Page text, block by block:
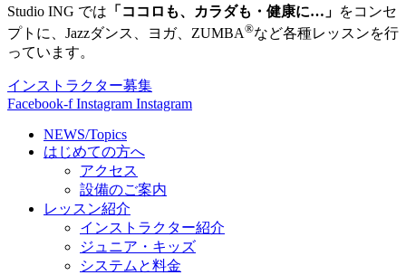
Studio ING では 「ココロも、カラダも・健康に…」 をコンセ
プトに、Jazzダンス、ヨガ、ZUMBA®など各種レッスンを行
っています。
インストラクター募集
Facebook-f Instagram Instagram
NEWS/Topics
はじめての方へ
アクセス
設備のご案内
レッスン紹介
インストラクター紹介
ジュニア・キッズ
システムと料金